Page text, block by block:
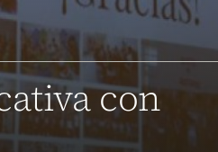
con